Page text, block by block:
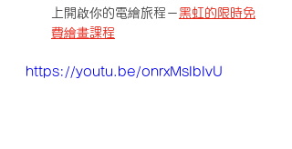
上開啟你的電繪旅程－ 黑虹的限時免
費繪畫課程
https://youtu.be/onrxMsIbIvU